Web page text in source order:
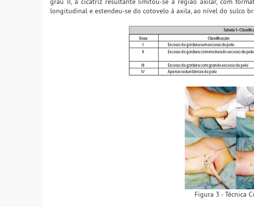
longitudinal e estendeu-se do cotovelo à axila, ao nível do sulco
Figura 3 - Técnica